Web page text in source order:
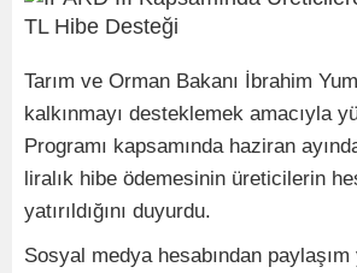
Tarım ve Orman Bakanı İbrahim
kalkınmayı desteklemek amacıyla
Programı kapsamında haziran
liralık hibe ödemesinin üreticilerin
yatırıldığını duyurdu.
Sosyal medya hesabından